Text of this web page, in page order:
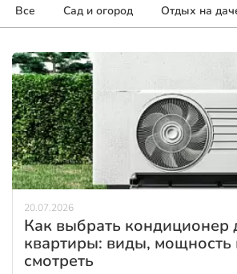
Все Сад и огород Отдых на
Как выбрать кондиционер
квартиры: виды, мощность
смотреть
20.07.2026